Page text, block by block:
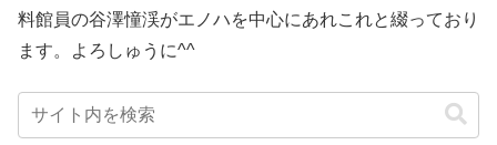
料館員の谷澤憧渓がエノハを中心にあれこれと綴っており
ます。よろしゅうに^^